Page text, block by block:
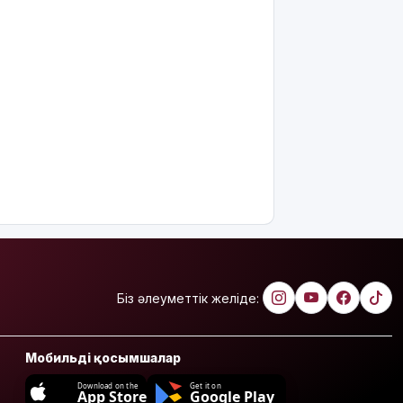
Біз әлеуметтік желіде:
Мобильді қосымшалар
Download on the
App Store
Get it on
Google Play